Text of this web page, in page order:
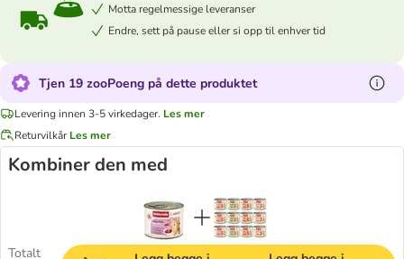
Motta regelmessige leveranser
Endre, sett på pause eller si opp til enhver tid
Tjen 19 zooPoeng på dette produktet
Levering innen 3-5 virkedager. Les mer
Returvilkår Les mer
Kombiner den med
Totalt